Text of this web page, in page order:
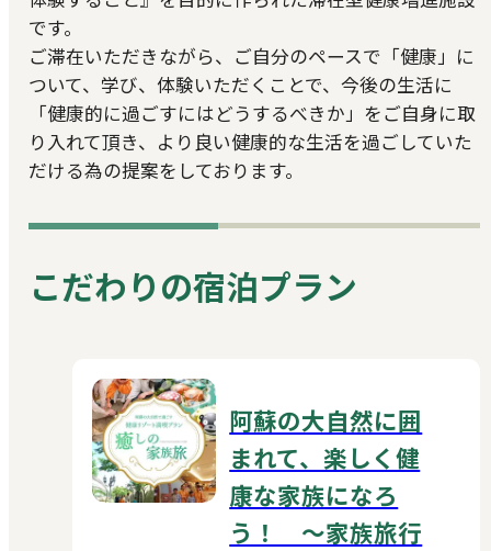
です。
ご滞在いただきながら、ご自分のペースで「健康」に
ついて、学び、体験いただくことで、今後の生活に
「健康的に過ごすにはどうするべきか」をご自身に取
り入れて頂き、より良い健康的な生活を過ごしていた
だける為の提案をしております。
こだわりの宿泊プラン
阿蘇の大自然に囲
まれて、楽しく健
康な家族になろ
う！ ～家族旅行